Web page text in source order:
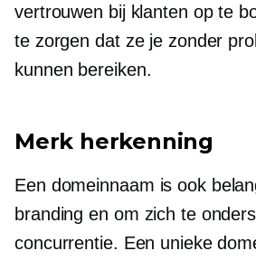
vertrouwen bij klanten op te
te zorgen dat ze je zonder
kunnen bereiken.
Merk herkenning
Een domeinnaam is ook
branding en om zich te
concurrentie. Een unieke